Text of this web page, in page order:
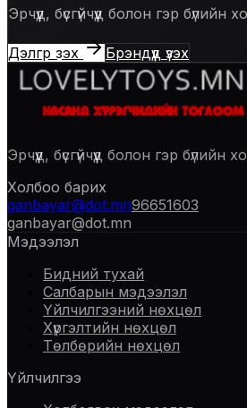
Эрчүүд, бүсгүйчүүд болон гэр
Дэлгүүр үзэх Брэндүүд үзэх
Эрчүүд, бүсгүйчүүд болон гэр
Холбоо барих
ganbayar@dot.mn96651603
ganbayar@dot.mn
Мэдээлэл
Бидний тухай
Салбарын мэдээлэл
Үйлчилгээний нөхцөл
Хүргэлтийн нөхцөл
Төлбөрийн нөхцөл
Үйлчилгээ